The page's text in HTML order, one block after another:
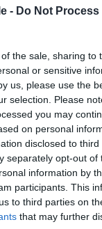
- Do Not
the sale, sharing to
or sensitive
us, please use the
selection. Please
you may
on personal
disclosed to
separately opt-out of
information by
participants. This
to third parties on
that may further
da sole
doloroso che
con un disturbo
consapevolezza
ad una
spesso sembra
da
non può
senza l'ausilio
di contenimento